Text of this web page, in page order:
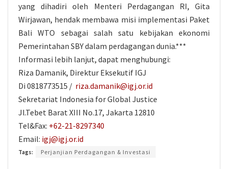
yang dihadiri oleh Menteri Perdagangan RI, Gita
Wirjawan, hendak membawa misi implementasi Paket
Bali WTO sebagai salah satu kebijakan ekonomi
Pemerintahan SBY dalam perdagangan dunia.***
Informasi lebih lanjut, dapat menghubungi:
Riza Damanik, Direktur Eksekutif IGJ
Di 0818773515 / riza.damanik@igj.or.id
Sekretariat Indonesia for Global Justice
Jl.Tebet Barat XIII No.17, Jakarta 12810
Tel&Fax: +62-21-8297340
Email: igj@igj.or.id
Tags: Perjanjian Perdagangan & Investasi